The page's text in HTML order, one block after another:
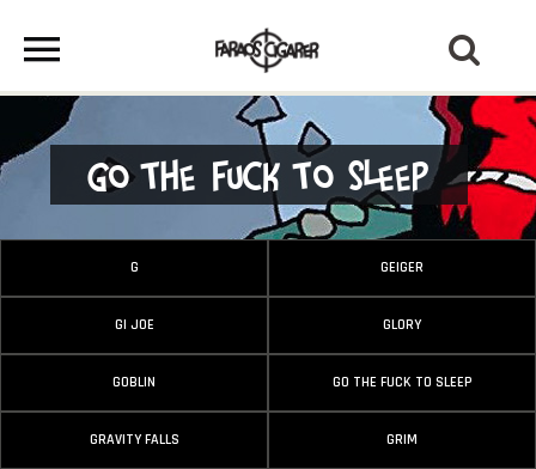
Go The Fuck To Sleep
G GEIGER
GI JOE GLORY
GOBLIN GO THE FUCK TO SLEEP
GRAVITY FALLS GRIM